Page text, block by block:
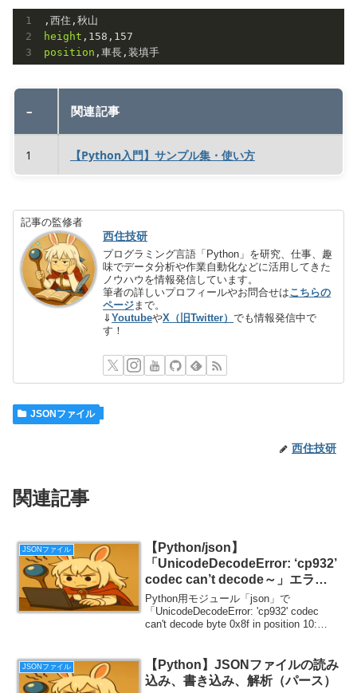
height , 158 , 157
position
– 関連記事
1 【Python入門】サンプル集・使い方
記事の監修者
西住技研
プログラミング言語「Python」を研究、仕事、趣
味でデータ分析や作業自動化などに活用してきた
ノウハウを情報発信しています。
筆者の詳しいプロフィールやお問合せはこちらの
ページ まで。
⇓YoutubeやX（旧Twitter）でも情報発信中で
す！
JSONファイル
西住技研
関連記事
JSONファイル
【Python/json】
「UnicodeDecodeError: ‘cp932’
codec can’t decode～」エラー
の対処方法
Python用モジュール「json」で
「UnicodeDecodeError: 'cp932' codec
can't decode byte 0x8f in position 10:
JSONファイル
【Python】JSONファイルの読み
込み、書き込み、解析（パース）